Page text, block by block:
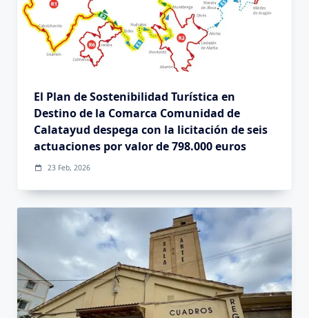
El Plan de Sostenibilidad Turística en
Destino de la Comarca Comunidad de
Calatayud despega con la licitación de seis
actuaciones por valor de 798.000 euros
23 Feb, 2026